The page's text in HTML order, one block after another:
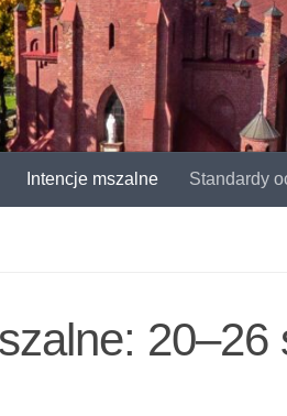
Intencje mszalne Standardy
20–26